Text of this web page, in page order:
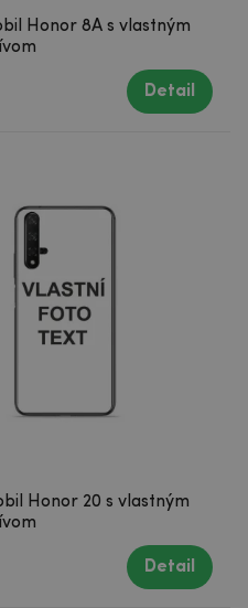
Honor 8A s vlastným
Detail
Honor 20 s vlastným
Detail